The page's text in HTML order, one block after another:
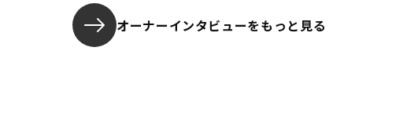
オーナーインタビューをもっと見る